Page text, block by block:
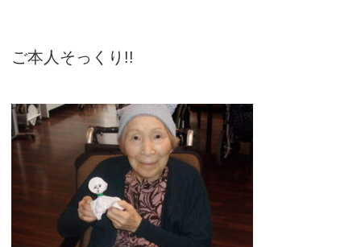
ご本人そっくり!!